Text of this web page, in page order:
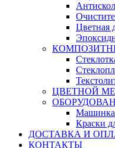
Цветная
ЦВЕТНОЙ
Машинка
Краски
ДОСТАВКА И
КОНТАКТЫ